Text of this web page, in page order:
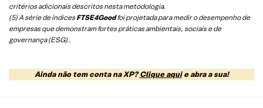
critérios adicionais descritos nesta metodologia.
(5) A série de índicesFTSE4Goodfoi projetada para medir o desempenho de
empresas que demonstram fortes práticas ambientais, sociais e de
governança (ESG)..
Ainda não tem conta na XP?Clique aquie abra a sua!